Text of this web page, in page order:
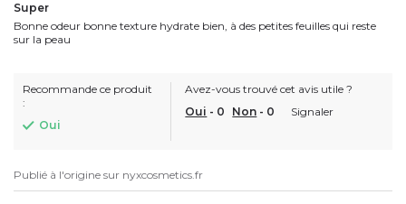
Super
Bonne odeur bonne texture hydrate bien, à des petites feuilles qui reste
sur la peau
Recommande ce produit
:
Oui
Avez-vous trouvé cet avis utile ?
Oui - 0 Non - 0 Signaler
Publié à l'origine sur nyxcosmetics.fr